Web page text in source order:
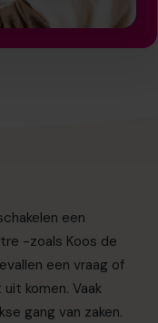
een
-zoals Koos de
een vraag of
komen. Vaak
gang van zaken.